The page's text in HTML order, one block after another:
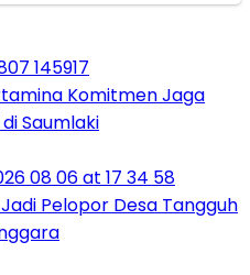
Komitmen Jaga
Saumlaki
Pelopor Desa Tangguh